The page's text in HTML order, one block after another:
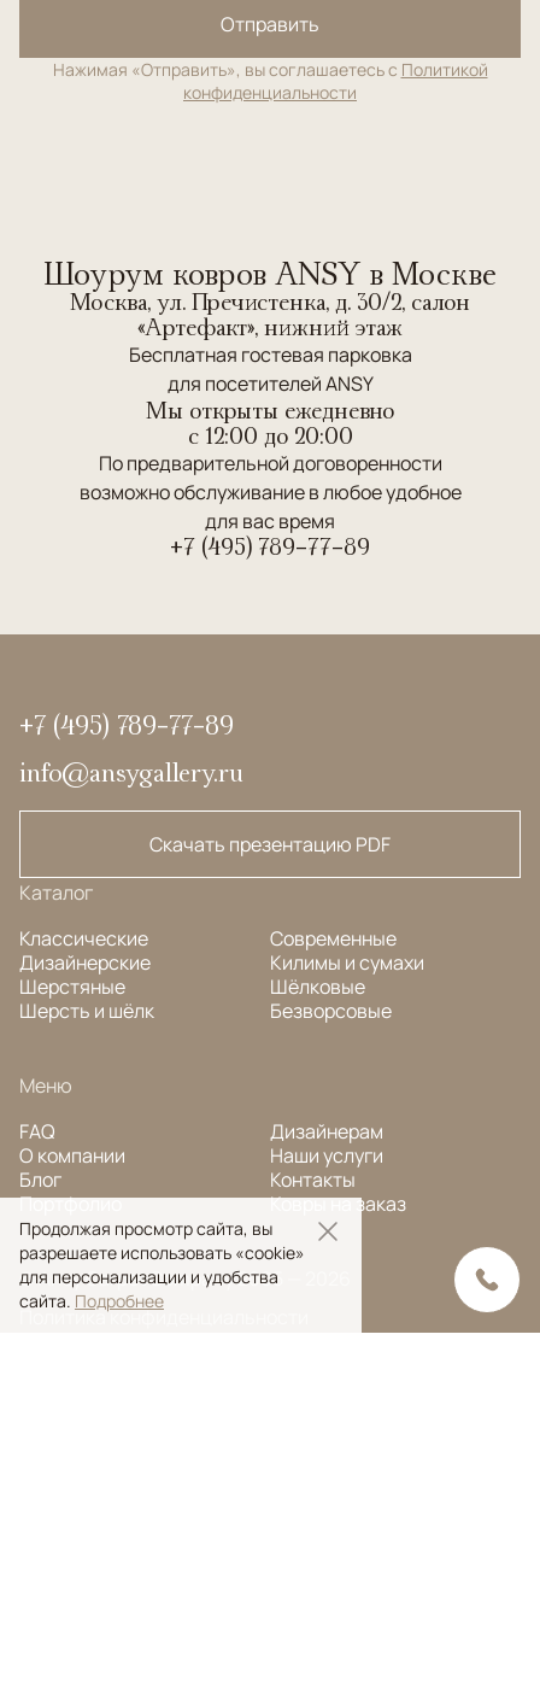
Отправить
Нажимая «Отправить», вы соглашаетесь с Политикой
конфиденциальности
Шоурум ковров ANSY в Москве
Москва, ул. Пречистенка, д. 30/2, салон
«Артефакт», нижний этаж
Бесплатная гостевая парковка
для посетителей ANSY
Мы открыты ежедневно
c 12:00 до 20:00
По предварительной договоренности
возможно обслуживание в любое удобное
для вас время
+7 (495) 789-77-89
+7 (495) 789-77-89
info@ansygallery.ru
Скачать презентацию PDF
Каталог
Классические
Дизайнерские
Шерстяные
Шерсть и шёлк
Современные
Килимы и сумахи
Шёлковые
Безворсовые
Меню
FAQ
О компании
Блог
Портфолио
Дизайнерам
Наши услуги
Контакты
Ковры на заказ
© Ansy Carpet Company 2005 — 2026
Политика конфиденциальности
Продолжая просмотр сайта, вы
разрешаете использовать «cookie»
для персонализации и удобства
сайта. Подробнее